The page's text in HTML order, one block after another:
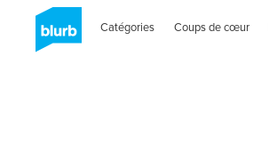
Catégories Coups de cœur